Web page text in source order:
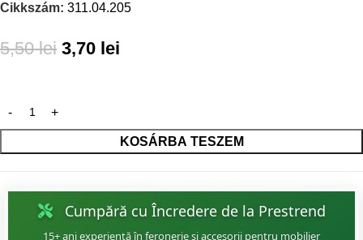
Cikkszám: 311.04.205
5,50lei 3,70 lei
KOSÁRBA TESZEM
Cumpără cu Încredere de la Prestrend
15+ ani experiență în feronerie și accesorii pentru mobilier